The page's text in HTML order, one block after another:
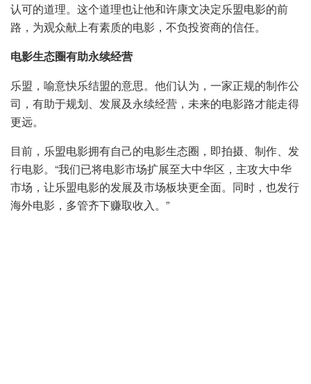
认可的道理。这个道理也让他和许康文决定乐盟电影的前
路，为观众献上有素质的电影，不负投资商的信任。
电影生态圈有助永续经营
乐盟，喻意快乐结盟的意思。他们认为，一家正规的制作公
司，有助于规划、发展及永续经营，未来的电影路才能走得
更远。
目前，乐盟电影拥有自己的电影生态圈，即拍摄、制作、发
行电影。“我们已将电影市场扩展至大中华区，主攻大中华
市场，让乐盟电影的发展及市场板块更全面。同时，也发行
海外电影，多管齐下赚取收入。”